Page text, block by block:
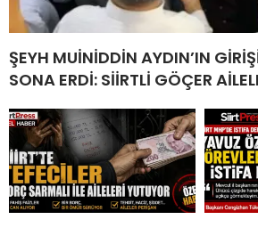
ŞEYH MUİNİDDİN AYDIN’IN
SONA ERDİ: SİİRTLİ GÖÇER